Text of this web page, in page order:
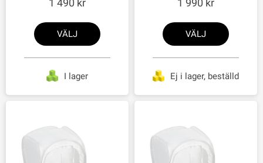
1 490
VÄLJ
I lager
1 990
VÄLJ
Ej i lager, beställd